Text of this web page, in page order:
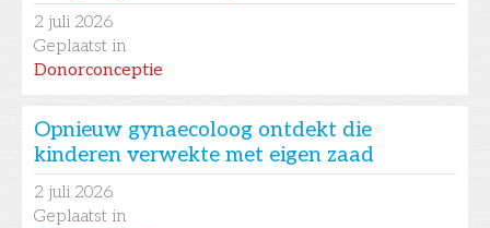
2 juli 2026
Geplaatst in
Donorconceptie
Opnieuw gynaecoloog ontdekt die
kinderen verwekte met eigen zaad
2 juli 2026
Geplaatst in